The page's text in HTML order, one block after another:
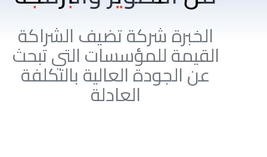
الخبرة شركة تضيف الشراكة
القيمة للمؤسسات التي تبحث
عن الجودة العالية بالتكلفة
العادلة